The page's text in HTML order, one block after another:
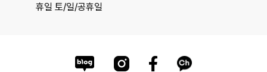
휴일 토/일/공휴일